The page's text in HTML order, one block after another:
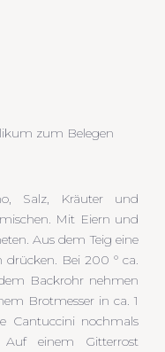
zum Belegen
Salz, Kräuter und
Mit Eiern und
Aus dem Teig eine
drücken. Bei 200 ° ca.
Backrohr nehmen
Brotmesser in ca. 1
Cantuccini nochmals
einem Gitterrost